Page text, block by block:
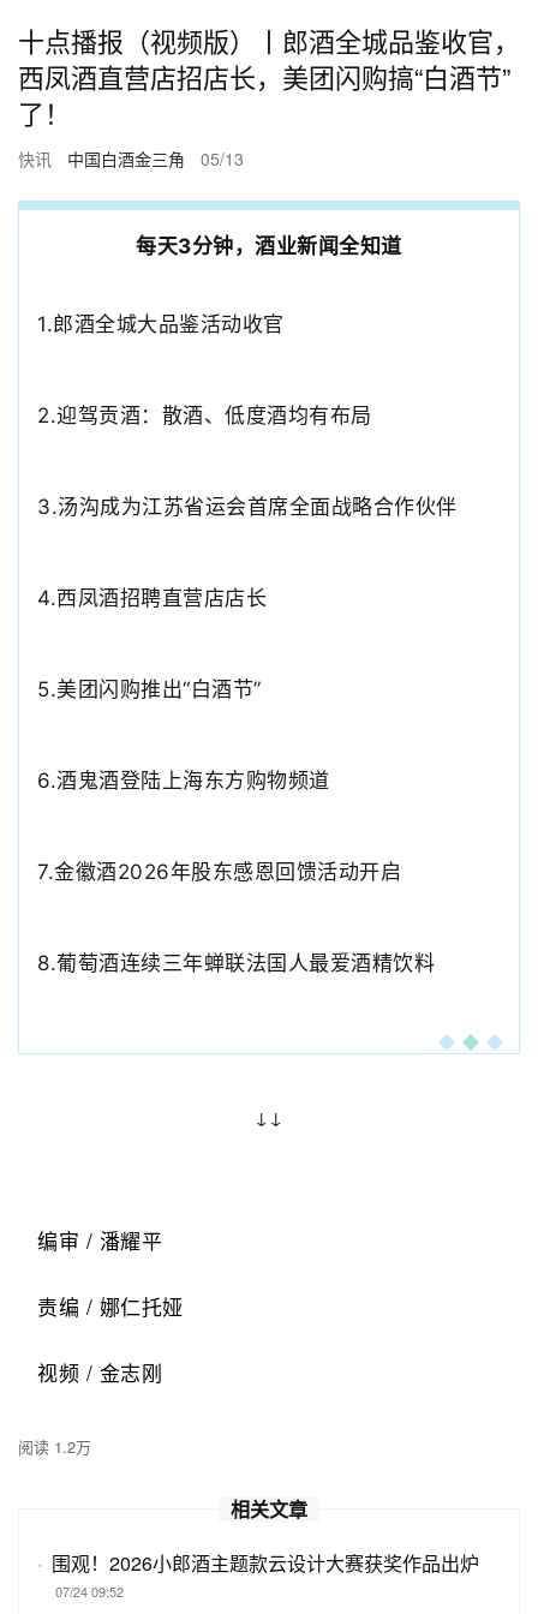
十点播报（视频版）丨郎酒全城品鉴收官，
西凤酒直营店招店长，美团闪购搞“白酒节”
了！
快讯 中国白酒金三角 05/13
每天3分钟，酒业新闻全知道
1.郎酒全城大品鉴活动收官
2.迎驾贡酒：散酒、低度酒均有布局
3.汤沟成为江苏省运会首席全面战略合作伙伴
4.西凤酒招聘直营店店长
5.美团闪购推出“白酒节”
6.酒鬼酒登陆上海东方购物频道
7.金徽酒2026年股东感恩回馈活动开启
8.葡萄酒连续三年蝉联法国人最爱酒精饮料
↓↓
编审 / 潘耀平
责编 / 娜仁托娅
视频 / 金志刚
阅读 1.2万
相关文章
· 围观！2026小郎酒主题款云设计大赛获奖作品出炉
07/24 09:52